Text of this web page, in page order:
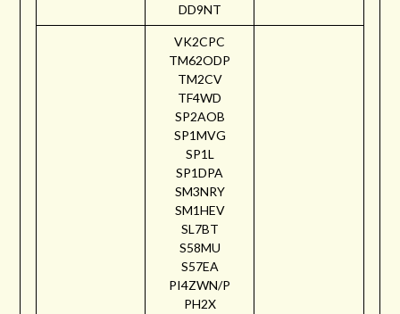
DD9NT
VK2CPC
TM62ODP
TM2CV
TF4WD
SP2AOB
SP1MVG
SP1L
SP1DPA
SM3NRY
SM1HEV
SL7BT
S58MU
S57EA
PI4ZWN/P
PH2X